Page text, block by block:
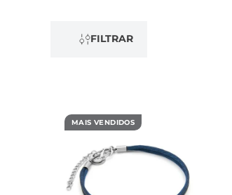
FILTRAR
MAIS VENDIDOS